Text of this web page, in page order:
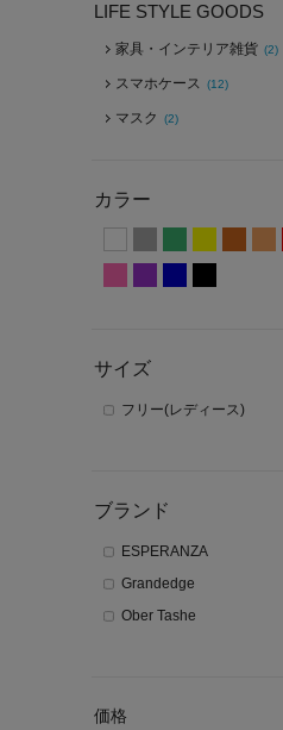
LIFE STYLE GOODS
家具・インテリア雑貨 (2)
スマホケース (12)
マスク (2)
カラー
サイズ
フリー(レディース)
ブランド
ESPERANZA
Grandedge
Ober Tashe
価格